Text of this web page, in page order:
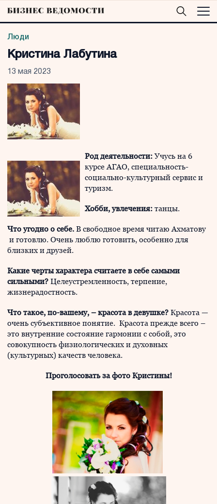
Люди
Кристина Лабутина
13 мая 2023
Род деятельности:Учусь на 6
курсе АГАО, специальность-
социально-культурный сервис и
туризм.
Хобби, увлечения: танцы.
Что угодно о себе. В свободное время читаю Ахматову
и готовлю. Очень люблю готовить, особенно для
близких и друзей.
Какие черты характера считаете в себе самыми
сильными? Целеустремленность, терпение,
жизнерадостность.
Что такое, по-вашему, – красота в девушке? Красота —
очень субъективное понятие. Красота прежде всего –
это внутренние состояние гармонии с собой, это
совокупность физиологических и духовных
(культурных) качеств человека.
Проголосовать за фото Кристины!